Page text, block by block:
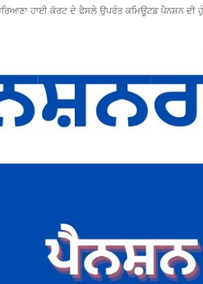
ਹਾਈ ਕੋਰਟ ਦੇ ਫੈਸਲੇ ਉਪਰੰਤ ਕਮਿਊਟਡ ਪੈਨਸ਼ਨ ਦੀ